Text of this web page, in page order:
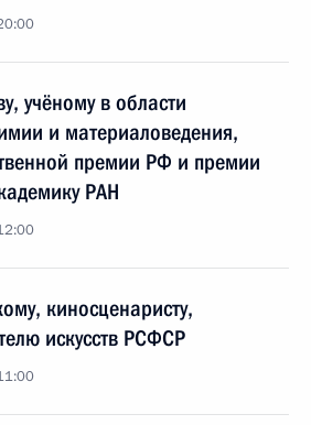
учёному в области
и материаловедения,
премии РФ и премии
РАН
киносценаристу,
искусств РСФСР